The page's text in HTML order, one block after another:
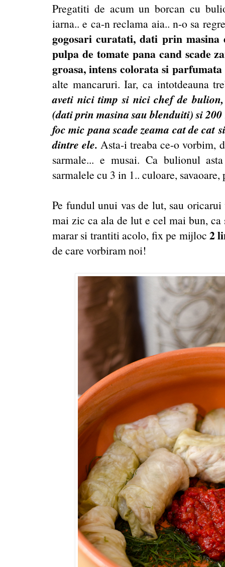
Pregatiti de acum un borcan cu
iarna.. e ca-n reclama aia.. n-o sa
gogosari curatati, dati prin
pulpa de tomate pana cand scade
groasa, intens colorata si
alte mancaruri. Iar, ca intotdeauna
aveti nici timp si nici chef de
(dati prin masina sau blenduiti) si
foc mic pana scade zeama cat de cat
dintre ele.Asta-i treaba ce-o vorbim,
sarmale... e musai. Ca bulionul
sarmalele cu 3 in 1.. culoare,
Pe fundul unui vas de lut, sau
mai zic ca ala de lut e cel mai bun,
marar si trantiti acolo, fix pe mijloc 2
de care vorbiram noi!